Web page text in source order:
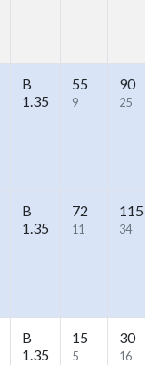
B
1.35
55
9
90
25
B
1.35
72
11
115
34
B
1.35
15
5
30
16